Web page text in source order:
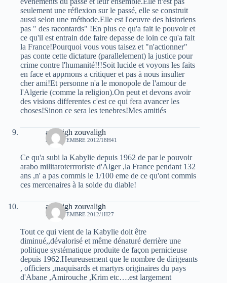
seulement une réflexion sur le passé, elle se construit
aussi selon une méthode.Elle est l'oeuvre des historiens
pas " des racontards" !En plus ce qu'a fait le pouvoir et
ce qu'il est entrain dde faire depasse de loin ce qu'a fait
la France!Pourquoi vous vous taisez et "n'actionner"
pas conte cette dictature (parallelement) la justice pour
crime contre l'humanité!!!Soit lucide et voyons les faits
en face et apprnons a critiquer et pas à nous insulter
cher ami!Et personne n'a le monopole de l'amour de
l'Algerie (comme la religion).On peut et devons avoir
des visions differentes c'est ce qui fera avancer les
choses!Sinon ce sera les tenebres!Mes amitiés
amazigh zouvaligh
21 SEPTEMBRE 2012/18H41
Ce qu'a subi la Kabylie depuis 1962 de par le pouvoir
arabo militaroterrroriste d'Alger ,la France pendant 132
ans ,n' a pas commis le 1/100 eme de ce qu'ont commis
ces mercenaires à la solde du diable!
amazigh zouvaligh
28 SEPTEMBRE 2012/1H27
Tout ce qui vient de la Kabylie doit être
diminué,,dévalorisé et même dénaturé derrière une
politique systématique produite de façon pernicieuse
depuis 1962.Heureusement que le nombre de dirigeants
, officiers ,maquisards et martyrs originaires du pays
d'Abane ,Amirouche ,Krim etc….est largement